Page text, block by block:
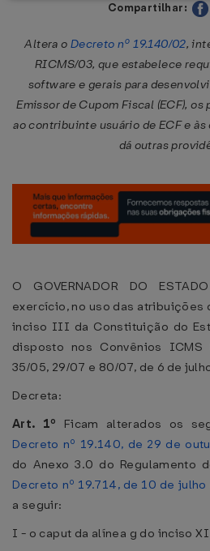
Compartilhar:
Altera o Decreto nº 19.140/02,
RICMS/03, que estabelece
software e gerais para
Emissor de Cupom Fiscal (ECF),
ao contribuinte usuário de ECF e
dá outras
O GOVERNADOR DO
exercício, no uso das atribuições
inciso III da Constituição do
disposto nos Convênios
35/05, 29/07 e 80/07, de 6 de
Decreta:
Art. 1º Ficam alterados os
Decreto nº 19.140, de 29 de
do Anexo 3.0 do Regulamento
Decreto nº 19.714, de 10 de
a seguir:
I - o caput da alínea g do inciso